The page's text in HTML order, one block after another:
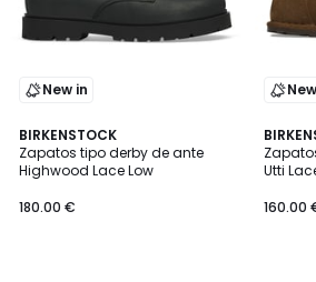
New in
BIRKENSTOCK
Zapatos tipo derby de ante
Highwood Lace Low
180.00 €
Utti
160.00